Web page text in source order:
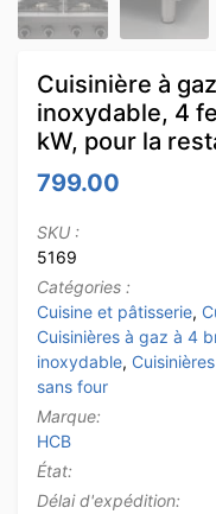
Cuisinière à
inoxydable, 4
kW, pour la
799.00
SKU :
5169
Catégories :
Cuisine et pâtisserie,
Cuisinières à gaz à 4
inoxydable,
sans four
Marque:
HCB
État:
Délai d'expédition: